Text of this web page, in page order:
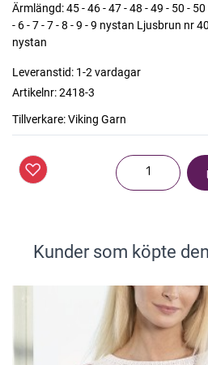
Ärmlängd: 45 - 46 - 47 - 48 - 49 - 50 -
- 6 - 7 - 7 - 8 - 9 - 9 nystan Ljusbrun nr
nystan
Leveranstid: 1-2 vardagar
Artikelnr:2418-3
Tillverkare:Viking Garn
Kunder som köpte